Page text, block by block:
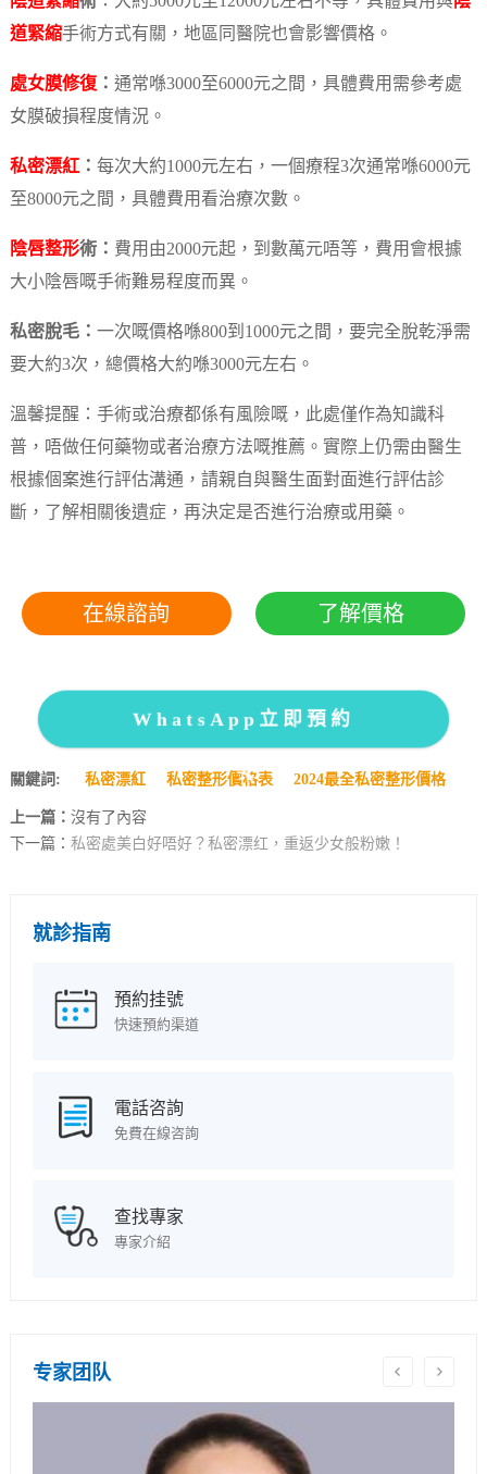
道緊縮手術方式有關，地區同醫院也會影響價格。
處女膜修復： 通常喺3000至6000元之間，具體費用需參考處
女膜破損程度情況。
私密漂紅： 每次大約1000元左右，一個療程3次通常喺6000元
至8000元之間，具體費用看治療次數。
陰唇整形術： 費用由2000元起，到數萬元唔等，費用會根據
大小陰唇嘅手術難易程度而異。
私密脫毛： 一次嘅價格喺800到1000元之間，要完全脫乾淨需
要大約3次，總價格大約喺3000元左右。
溫馨提醒：手術或治療都係有風險嘅，此處僅作為知識科
普，唔做任何藥物或者治療方法嘅推薦。實際上仍需由醫生
根據個案進行評估溝通，請親自與醫生面對面進行評估診
斷，了解相關後遺症，再決定是否進行治療或用藥。
在線諮詢 了解價格
WhatsApp立即預約
關鍵詞: 私密漂紅 私密整形價格表 2024最全私密整形價格
上一篇： 沒有了內容
下一篇： 私密處美白好唔好？私密漂红，重返少女般粉嫩！
就診指南
預約挂號
快速預約渠道
電話咨詢
免費在線咨詢
查找專家
專家介紹
专家团队